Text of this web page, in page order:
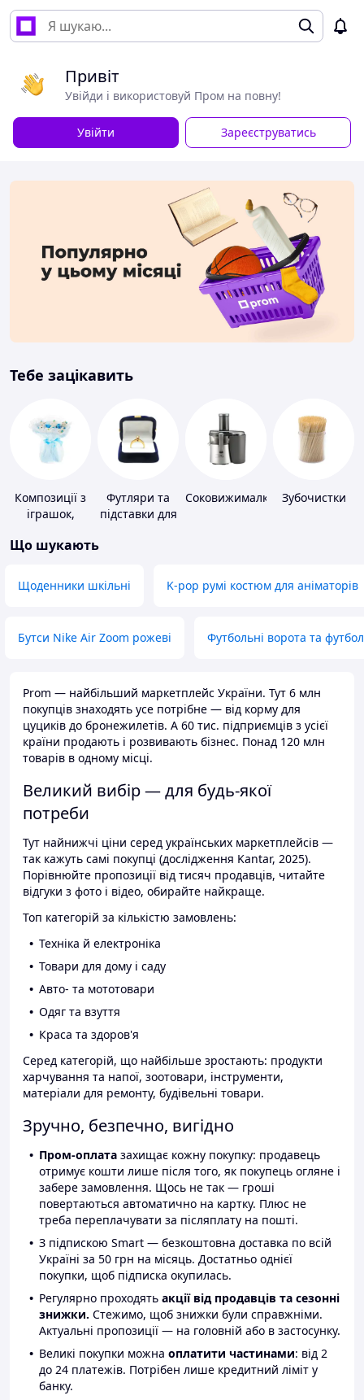
Привіт
Увійди і використовуй Пром на повну!
Увійти Зареєструватись
Тебе зацікавить
Композиції з
іграшок,
підгузків
Футляри та
підставки для
Соковижималки Зубочистки
Що шукають
Щоденники шкільні K-pop румі костюм для аніматорів
Бутси Nike Air Zoom рожеві Футбольні ворота та
Prom — найбільший маркетплейс України. Тут 6 млн
покупців знаходять усе потрібне — від корму для
цуциків до бронежилетів. А 60 тис. підприємців з усієї
країни продають і розвивають бізнес. Понад 120 млн
товарів в одному місці.
Великий вибір — для будь-якої
потреби
Тут найнижчі ціни серед українських маркетплейсів —
так кажуть самі покупці (дослідження Kantar, 2025).
Порівнюйте пропозиції від тисяч продавців, читайте
відгуки з фото і відео, обирайте найкраще.
Топ категорій за кількістю замовлень:
Техніка й електроніка
Товари для дому і саду
Авто- та мототовари
Одяг та взуття
Краса та здоров'я
Серед категорій, що найбільше зростають: продукти
харчування та напої, зоотовари, інструменти,
матеріали для ремонту, будівельні товари.
Зручно, безпечно, вигідно
Пром-оплата захищає кожну покупку: продавець
отримує кошти лише після того, як покупець огляне і
забере замовлення. Щось не так — гроші
повертаються автоматично на картку. Плюс не
треба переплачувати за післяплату на пошті.
З підпискою Smart — безкоштовна доставка по всій
Україні за 50 грн на місяць. Достатньо однієї
покупки, щоб підписка окупилась.
Регулярно проходять акції від продавців та сезонні
знижки. Стежимо, щоб знижки були справжніми.
Актуальні пропозиції — на головній або в застосунку.
Великі покупки можна оплатити частинами: від 2
до 24 платежів. Потрібен лише кредитний ліміт у
банку.